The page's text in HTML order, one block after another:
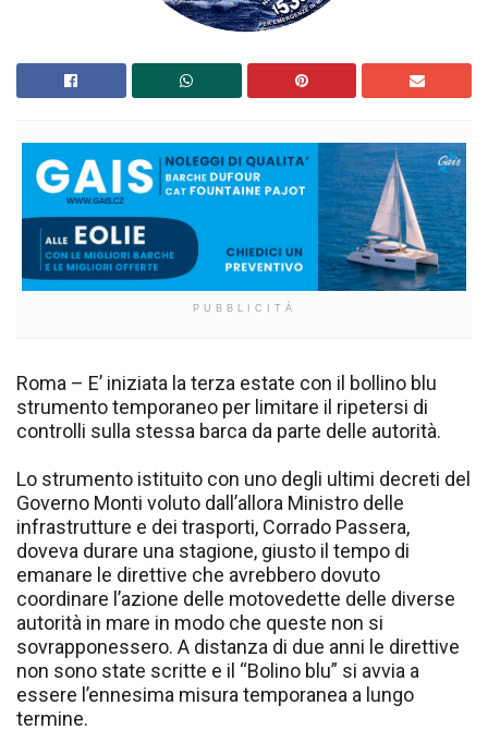
PUBBLICITÀ
Roma – E’ iniziata la terza estate con il bollino blu
strumento temporaneo per limitare il ripetersi di
controlli sulla stessa barca da parte delle autorità.
Lo strumento istituito con uno degli ultimi decreti del
Governo Monti voluto dall’allora Ministro delle
infrastrutture e dei trasporti, Corrado Passera,
doveva durare una stagione, giusto il tempo di
emanare le direttive che avrebbero dovuto
coordinare l’azione delle motovedette delle diverse
autorità in mare in modo che queste non si
sovrapponessero. A distanza di due anni le direttive
non sono state scritte e il “Bolino blu” si avvia a
essere l’ennesima misura temporanea a lungo
termine.